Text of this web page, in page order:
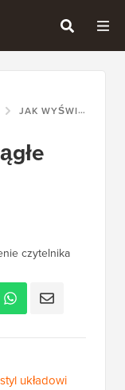
JAK WYŚWIETLAĆ OKRĄGŁE OBRAZY GRAVATAR W WORDPRESS
czytelnika
układowi